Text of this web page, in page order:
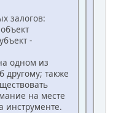
залогов:
-
одном из
другому; также
на месте
инструменте.